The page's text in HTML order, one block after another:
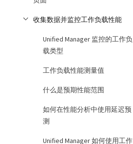
收集数据并监控工作负载性能
Unified Manager 监控的工作负
载类型
工作负载性能测量值
什么是预期性能范围
如何在性能分析中使用延迟预
测
Unified Manager 如何使用工作